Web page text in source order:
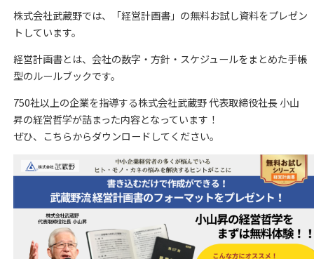
株式会社武蔵野では、「経営計画書」の無料お試し資料をプレゼン
トしています。
経営計画書とは、会社の数字・方針・スケジュールをまとめた手帳
型のルールブックです。
750社以上の企業を指導する株式会社武蔵野 代表取締役社長 小山
昇の経営哲学が詰まった内容となっています！
ぜひ、こちらからダウンロードしてください。